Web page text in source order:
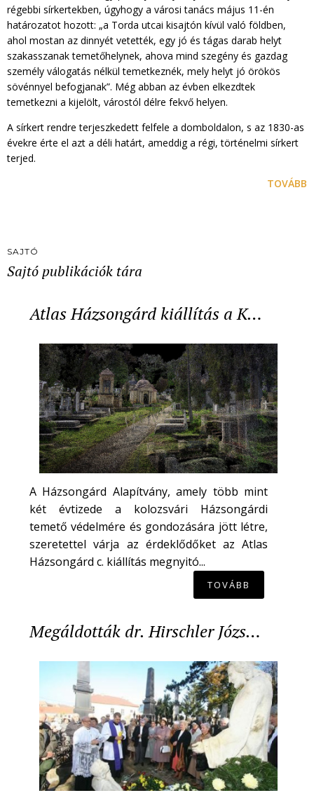
régebbi sírkertekben, úgyhogy a városi tanács május 11-én
határozatot hozott: „a Torda utcai kisajtón kívül való földben,
ahol mostan az dinnyét vetették, egy jó és tágas darab helyt
szakasszanak temetőhelynek, ahova mind szegény és gazdag
személy válogatás nélkül temetkeznék, mely helyt jó örökös
sövénnyel befogjanak”. Még abban az évben elkezdtek
temetkezni a kijelölt, várostól délre fekvő helyen.
A sírkert rendre terjeszkedett felfele a domboldalon, s az 1830-as
évekre érte el azt a déli határt, ameddig a régi, történelmi sírkert
terjed.
TOVÁBB
SAJTÓ
Sajtó publikációk tára
Atlas Házsongárd kiállítás a K…
A Házsongárd Alapítvány, amely több mint
két évtizede a kolozsvári Házsongárdi
temető védelmére és gondozására jött létre,
szeretettel várja az érdeklődőket az Atlas
Házsongárd c. kiállítás megnyitó...
TOVÁBB
Megáldották dr. Hirschler Józs…